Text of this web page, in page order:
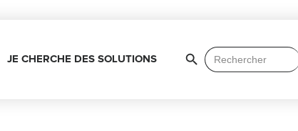
JE CHERCHE DES SOLUTIONS
Search
for:
Search Button